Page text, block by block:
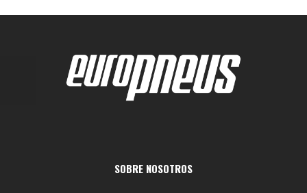
SOBRE NOSOTROS